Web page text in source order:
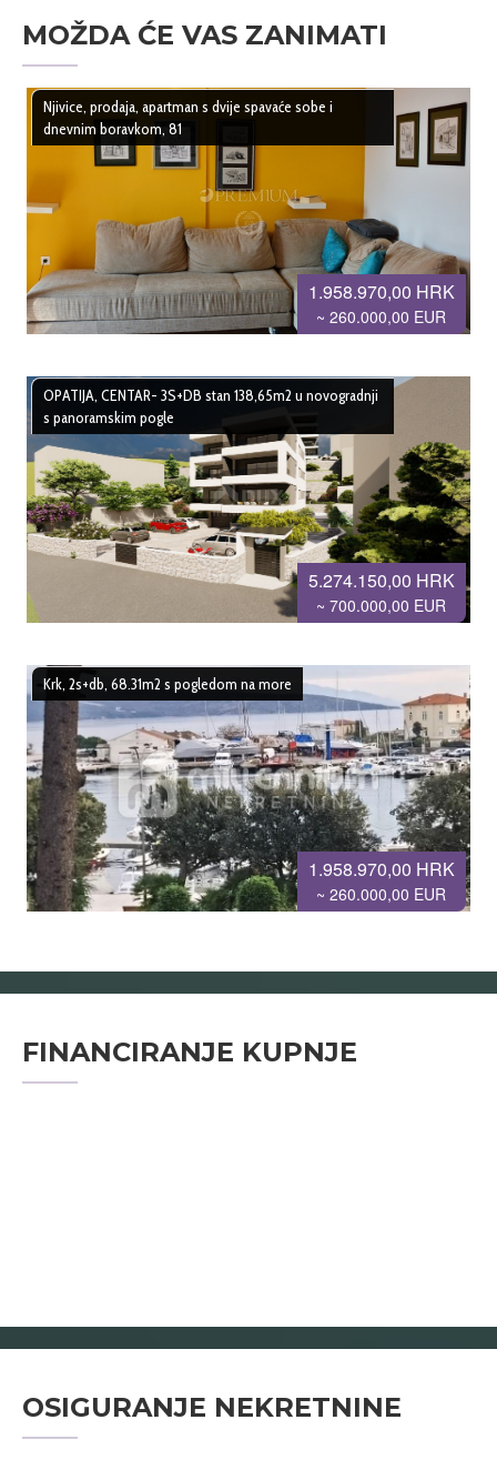
MOŽDA ĆE VAS ZANIMATI
1.958.970,00 HRK
~ 260.000,00 EUR
Njivice, prodaja, apartman s dvije spavaće sobe i
dnevnim boravkom, 81
5.274.150,00 HRK
~ 700.000,00 EUR
OPATIJA, CENTAR- 3S+DB stan 138,65m2 u novogradnji
s panoramskim pogle
1.958.970,00 HRK
~ 260.000,00 EUR
Krk, 2s+db, 68.31m2 s pogledom na more
FINANCIRANJE KUPNJE
OSIGURANJE NEKRETNINE